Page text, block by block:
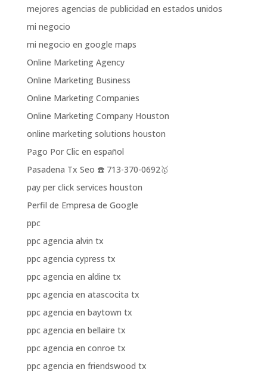
mejores agencias de publicidad en estados unidos
mi negocio
mi negocio en google maps
Online Marketing Agency
Online Marketing Business
Online Marketing Companies
Online Marketing Company Houston
online marketing solutions houston
Pago Por Clic en español
Pasadena Tx Seo ☎️ 713-370-0692🥇
pay per click services houston
Perfil de Empresa de Google
ppc
ppc agencia alvin tx
ppc agencia cypress tx
ppc agencia en aldine tx
ppc agencia en atascocita tx
ppc agencia en baytown tx
ppc agencia en bellaire tx
ppc agencia en conroe tx
ppc agencia en friendswood tx